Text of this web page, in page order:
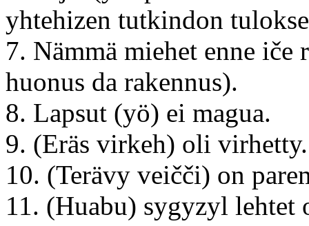
yhtehizen tutkindon
7. Nämmä miehet enne
huonus da rakennus).
8. Lapsut (yö) ei magua.
9. (Eräs virkeh) oli virhetty.
10. (Terävy veičči) on
11. (Huabu) sygyzyl